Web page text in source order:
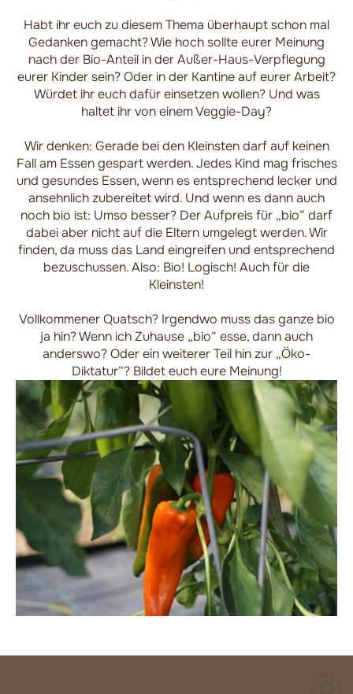
Habt ihr euch zu diesem Thema überhaupt schon mal
Gedanken gemacht? Wie hoch sollte eurer Meinung
nach der Bio-Anteil in der Außer-Haus-Verpflegung
eurer Kinder sein? Oder in der Kantine auf eurer Arbeit?
Würdet ihr euch dafür einsetzen wollen? Und was
haltet ihr von einem Veggie-Day?
Wir denken: Gerade bei den Kleinsten darf auf keinen
Fall am Essen gespart werden. Jedes Kind mag frisches
und gesundes Essen, wenn es entsprechend lecker und
ansehnlich zubereitet wird. Und wenn es dann auch
noch bio ist: Umso besser? Der Aufpreis für „bio“ darf
dabei aber nicht auf die Eltern umgelegt werden. Wir
finden, da muss das Land eingreifen und entsprechend
bezuschussen. Also: Bio! Logisch! Auch für die
Kleinsten!
Vollkommener Quatsch? Irgendwo muss das ganze bio
ja hin? Wenn ich Zuhause „bio“ esse, dann auch
anderswo? Oder ein weiterer Teil hin zur „Öko-
Diktatur“? Bildet euch eure Meinung!